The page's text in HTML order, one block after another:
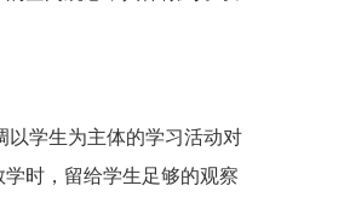
学生为主体的学习活动对
时，留给学生足够的观察